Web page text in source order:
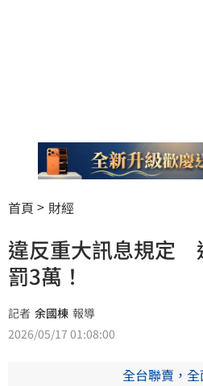
首頁 財經
違反重大訊息規定
罰3萬！
記者 余國棟 報導
2026/05/17 01:08:00
全台聯賣，